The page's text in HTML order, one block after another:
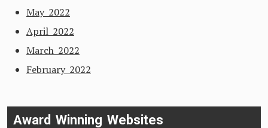
May 2022
April 2022
March 2022
February 2022
Award Winning Websites